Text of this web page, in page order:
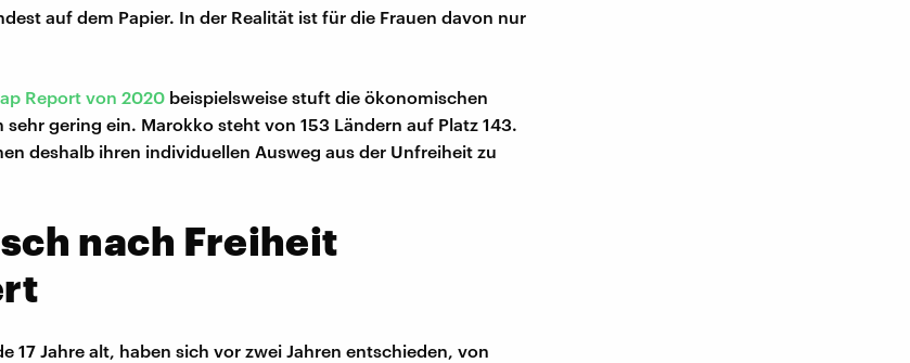
auf dem Papier. In der Realität ist für die Frauen davon nur
Report von 2020 beispielsweise stuft die ökonomischen
sehr gering ein. Marokko steht von 153 Ländern auf Platz 143.
deshalb ihren individuellen Ausweg aus der Unfreiheit zu
nach Freiheit
17 Jahre alt, haben sich vor zwei Jahren entschieden, von